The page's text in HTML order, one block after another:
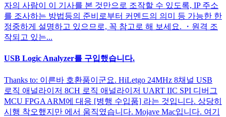
자의 사람이 이 기사를 본 것만으로 조작할 수 있도록, IP 주소
를 조사하는 방법등의 준비로부터 커멘드의 의미 등 가능한 한
정중하게 설명하고 있으므로, 꼭 참고로 해 보세요. ・원격 조
작되고 있는...
USB Logic Analyzer를 구입했습니다.
Thanks to: 이른바 호환품이군요. HiLetgo 24MHz 8채널 USB
로직 애널라이저 8CH 로직 애널라이저 UART IIC SPI 디버그
MCU FPGA ARM에 대응 [병행 수입품] 라는 것입니다. 상당히
시행 착오했지만 에서 움직였습니다. Mojave Mac입니다. 여기